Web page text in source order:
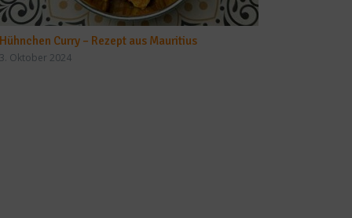
Hühnchen Curry – Rezept aus Mauritius
3. Oktober 2024